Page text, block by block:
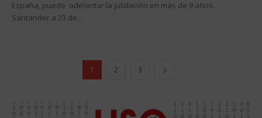
España, puede adelantar la jubilación en más de 9 años.
Santander a 23 de...
1 2 3